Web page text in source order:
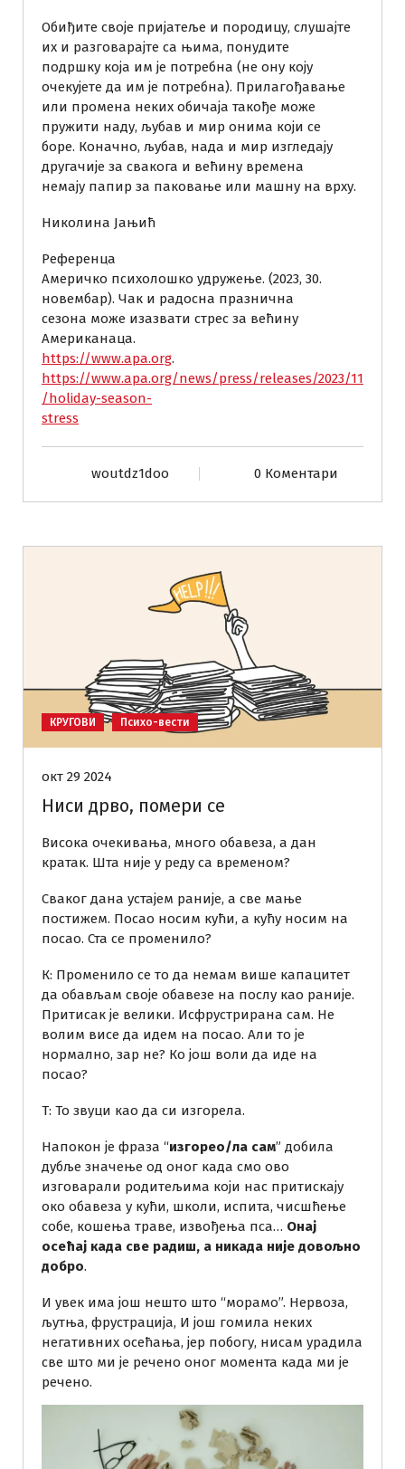
Обиђите своје пријатеље и породицу, слушајте
их и разговарајте са њима, понудите
подршку која им је потребна (не ону коју
очекујете да им је потребна). Прилагођавање
или промена неких обичаја такође може
пружити наду, љубав и мир онима који се
боре. Коначно, љубав, нада и мир изгледају
другачије за свакога и већину времена
немају папир за паковање или машну на врху.
Николина Јањић
Референца
Америчко психолошко удружење. (2023, 30.
новембар). Чак и радосна празнична
сезона може изазвати стрес за већину
Американаца.
https://www.apa.org.
https://www.apa.org/news/press/releases/2023/11
/holiday-season-
stress
woutdz1doo 0 Коментари
КРУГОВИ Психо-вести
окт 29 2024
Ниси дрво, помери се
Висока очекивања, много обавеза, а дан
кратак. Шта није у реду са временом?
Сваког дана устајем раније, а све мање
постижем. Посао носим кући, а кућу носим на
посао. Ста се променило?
К: Променило се то да немам више капацитет
да обављам своје обавезе на послу као раније.
Притисак је велики. Исфрустрирана сам. Не
волим висе да идем на посао. Али то је
нормално, зар не? Ко још воли да иде на
посао?
Т: То звуци као да си изгорела.
Напокон је фраза “изгорео/ла сам” добила
дубље значење од оног када смо ово
изговарали родитељима који нас притискају
око обавеза у кући, школи, испита, чисшћење
собе, кошења траве, извођења пса… Онај
осећај када све радиш, а никада није довољно
добро.
И увек има још нешто што “морамо”. Нервоза,
љутња, фрустрација, И још гомила неких
негативних осећања, јер побогу, нисам урадила
све што ми је речено оног момента када ми је
речено.